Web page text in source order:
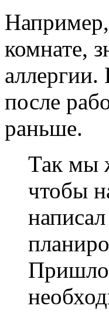
комнате,
после
раньше.
Так мы
чтобы